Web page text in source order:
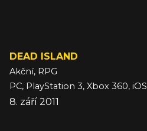
DEAD ISLAND
Akční, RPG
PC, PlayStation 3, Xbox 360, iOS
8. září 2011